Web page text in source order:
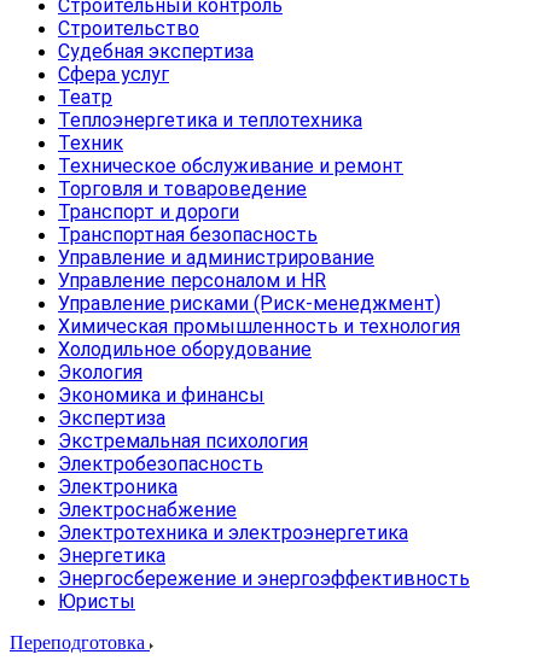
Строительный контроль
Строительство
Судебная экспертиза
Сфера услуг
Театр
Теплоэнергетика и теплотехника
Техник
Техническое обслуживание и ремонт
Торговля и товароведение
Транспорт и дороги
Транспортная безопасность
Управление и администрирование
Управление персоналом и HR
Управление рисками (Риск-менеджмент)
Химическая промышленность и технология
Холодильное оборудование
Экология
Экономика и финансы
Экспертиза
Экстремальная психология
Электробезопасность
Электроника
Электроснабжение
Электротехника и электроэнергетика
Энергетика
Энергосбережение и энергоэффективность
Юристы
Переподготовка